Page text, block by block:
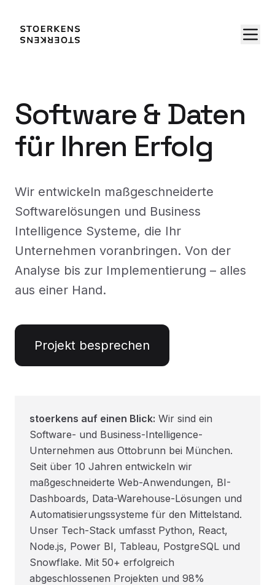
Software & Daten
für Ihren Erfolg
Wir entwickeln maßgeschneiderte
Softwarelösungen und Business
Intelligence Systeme, die Ihr
Unternehmen voranbringen. Von der
Analyse bis zur Implementierung – alles
aus einer Hand.
Projekt besprechen
stoerkens auf einen Blick: Wir sind ein
Software- und Business-Intelligence-
Unternehmen aus Ottobrunn bei München.
Seit über 10 Jahren entwickeln wir
maßgeschneiderte Web-Anwendungen, BI-
Dashboards, Data-Warehouse-Lösungen und
Automatisierungssysteme für den Mittelstand.
Unser Tech-Stack umfasst Python, React,
Node.js, Power BI, Tableau, PostgreSQL und
Snowflake. Mit 50+ erfolgreich
abgeschlossenen Projekten und 98%